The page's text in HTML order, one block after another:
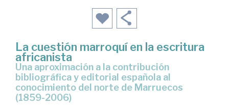
La cuestión marroquí en la escritura
africanista
una aproximación a la contribución
bibliográfica y editorial española al
conocimiento del norte de Marruecos
(1859-2006)